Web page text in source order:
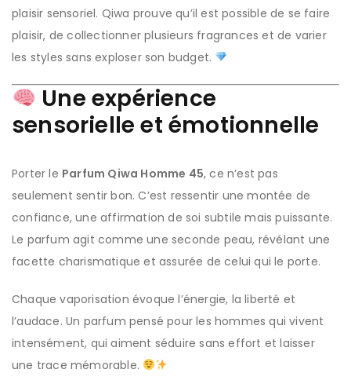
plaisir sensoriel. Qiwa prouve qu’il est possible de se faire
plaisir, de collectionner plusieurs fragrances et de varier
les styles sans exploser son budget.
Une expérience
sensorielle et émotionnelle
Porter le Parfum Qiwa Homme 45, ce n’est pas
seulement sentir bon. C’est ressentir une montée de
confiance, une affirmation de soi subtile mais puissante.
Le parfum agit comme une seconde peau, révélant une
facette charismatique et assurée de celui qui le porte.
Chaque vaporisation évoque l’énergie, la liberté et
l’audace. Un parfum pensé pour les hommes qui vivent
intensément, qui aiment séduire sans effort et laisser
une trace mémorable.